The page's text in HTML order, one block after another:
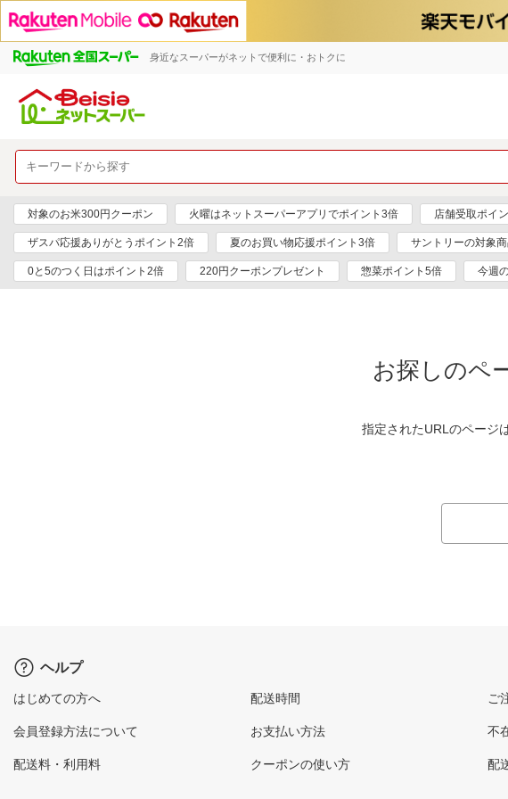
身近なスーパーがネットで便利に・おトクに
対象のお米300円クーポン 火曜はネットスーパーアプリでポイント3倍 店舗受取ポイ
ザスパ応援ありがとうポイント2倍 夏のお買い物応援ポイント3倍 サントリーの対象
0と5のつく日はポイント2倍 220円クーポンプレゼント 惣菜ポイント5倍 今週
お探しのペ
指定されたURLのページ
ヘルプ
はじめての方へ
会員登録方法について
配送料・利用料
配送時間
お支払い方法
クーポンの使い方
ご
不
配